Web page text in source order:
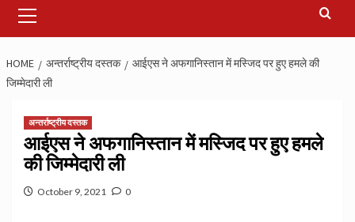
Menu
HOME अन्तर्राष्ट्रीय दस्तक
आईएस ने अफगानिस्तान में मस्जिद पर हुए हमले की
जिम्मेदारी ली
अन्तर्राष्ट्रीय दस्तक
आईएस ने अफगानिस्तान में मस्जिद पर हुए हमले
की जिम्मेदारी ली
October 9, 2021 0